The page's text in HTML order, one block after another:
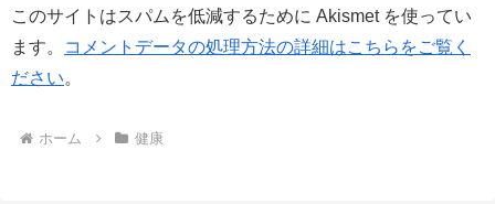
このサイトはスパムを低減するために Akismet を使ってい
ます。
コメントデータの処理方法の詳細はこちらをご覧く
ださい。
ホーム 健康